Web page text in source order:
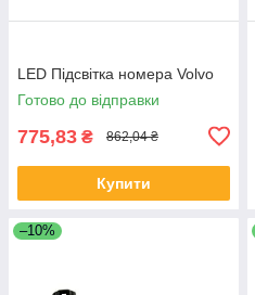
LED Підсвітка номера Volvo
Готово до відправки
775,83 ₴ 862,04 ₴
Купити
–10%